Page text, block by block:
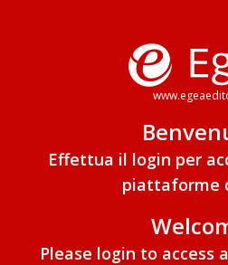
Effettua il login per
piattaforme
Please login to access